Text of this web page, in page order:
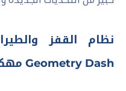
نظام القفز
Geometry Dash مهكرة